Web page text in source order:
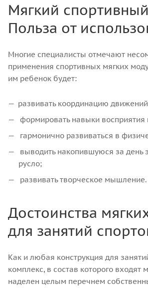
Мягкий
Польза от
Многие специалисты отмечают
применения спортивных мягких
им ребенок будет:
развивать координацию
формировать навыки восприятия
гармонично развиваться в
выводить накопившуюся за день
русло;
развивать творческое мышление.
Достоинства
для занятий
Как и любая конструкция для
комплекс, в состав которого входят
наделен целым перечнем